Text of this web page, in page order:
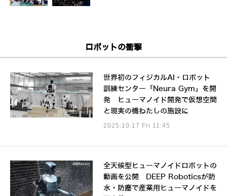
ロボットの衝撃
世界初のフィジカルAI・ロボット
訓練センター「Neura Gym」を開
発 ヒューマノイド開発で仮想空間
と現実の橋わたしの施設に
2025.10.17 Fri 11:45
全天候型ヒューマノイドロボットの
動画を公開 DEEP Roboticsが防
水・防塵で産業用ヒューマノイドを